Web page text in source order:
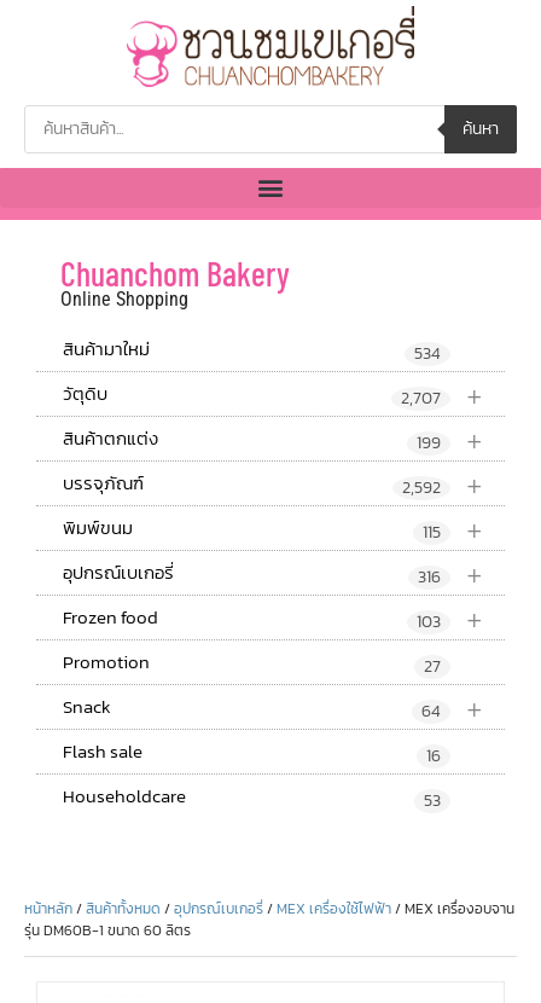
ค้นหา
Chuanchom Bakery
Online Shopping
สินค้ามาใหม่ 534
+
วัตุดิบ 2,707
+
สินค้าตกแต่ง 199
+
บรรจุภัณฑ์ 2,592
+
พิมพ์ขนม 115
+
อุปกรณ์เบเกอรี่ 316
+
Frozen food 103
Promotion 27
+
Snack 64
Flash sale 16
Householdcare 53
หน้าหลัก/สินค้าทั้งหมด /อุปกรณ์เบเกอรี่/MEX เครื่องใช้ไฟฟ้า/ MEX เครื่องอบจาน
รุ่น DM60B-1 ขนาด 60 ลิตร